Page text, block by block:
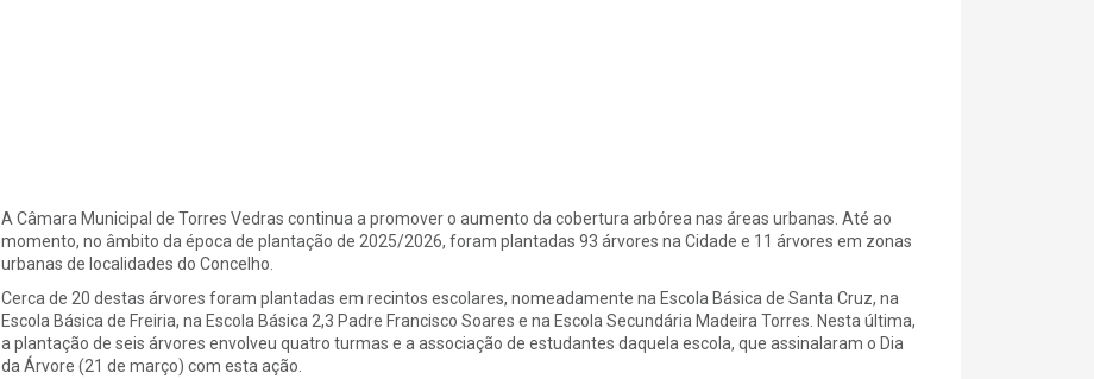
A Câmara Municipal de Torres Vedras continua a promover o aumento da cobertura arbórea nas áreas urbanas. Até ao
momento, no âmbito da época de plantação de 2025/2026, foram plantadas 93 árvores na Cidade e 11 árvores em zonas
urbanas de localidades do Concelho.
Cerca de 20 destas árvores foram plantadas em recintos escolares, nomeadamente na Escola Básica de Santa Cruz, na
Escola Básica de Freiria, na Escola Básica 2,3 Padre Francisco Soares e na Escola Secundária Madeira Torres. Nesta última,
a plantação de seis árvores envolveu quatro turmas e a associação de estudantes daquela escola, que assinalaram o Dia
da Árvore (21 de março) com esta ação.